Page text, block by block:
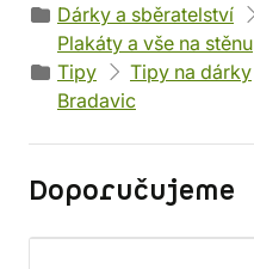
Dárky a sběratelství
Plakáty a vše na stěnu
Tipy
Tipy na dárky
Bradavic
Doporučujeme